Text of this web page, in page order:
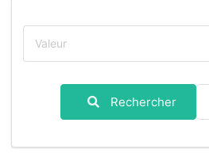
Rechercher